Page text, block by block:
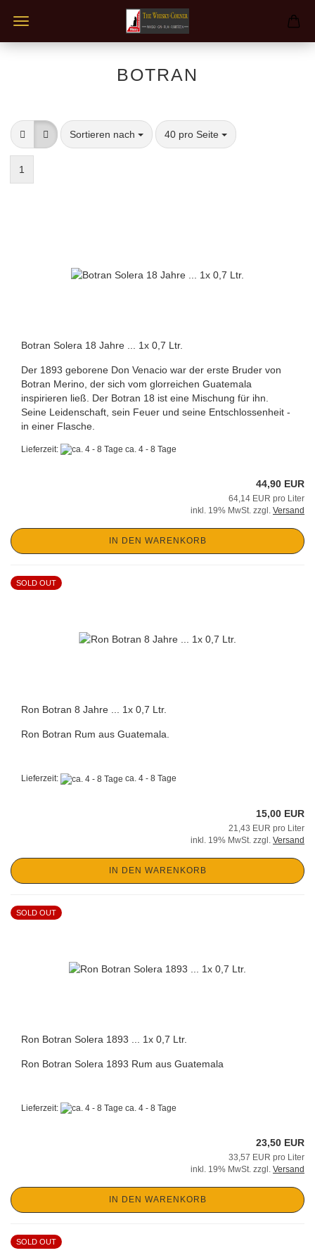
BOTRAN
Sortieren nach
Sortieren nach 40 pro Seite
pro Seite
1
Botran Solera 18 Jahre ... 1x 0,7 Ltr.
Der 1893 geborene Don Venacio war der erste Bruder von
Botran Merino, der sich vom glorreichen Guatemala
inspirieren ließ. Der Botran 18 ist eine Mischung für ihn.
Seine Leidenschaft, sein Feuer und seine Entschlossenheit -
in einer Flasche.
Lieferzeit: ca. 4 - 8 Tage
44,90 EUR
64,14 EUR pro Liter
inkl. 19% MwSt. zzgl. Versand
IN DEN WARENKORB
SOLD OUT
Ron Botran 8 Jahre ... 1x 0,7 Ltr.
Ron Botran Rum aus Guatemala.
Lieferzeit: ca. 4 - 8 Tage
15,00 EUR
21,43 EUR pro Liter
inkl. 19% MwSt. zzgl. Versand
IN DEN WARENKORB
SOLD OUT
Ron Botran Solera 1893 ... 1x 0,7 Ltr.
Ron Botran Solera 1893 Rum aus Guatemala
Lieferzeit: ca. 4 - 8 Tage
23,50 EUR
33,57 EUR pro Liter
inkl. 19% MwSt. zzgl. Versand
IN DEN WARENKORB
SOLD OUT